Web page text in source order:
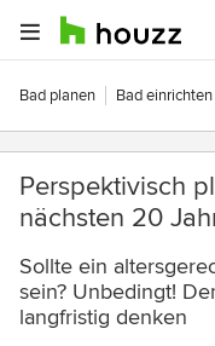
Bad planen Bad einrichten
Perspektivisch
nächsten 20
Sollte ein
sein? Unbedingt!
langfristig denken